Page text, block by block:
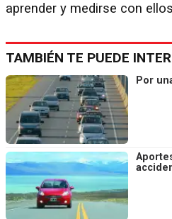
aprender y medirse con
TAMBIÉN TE PUEDE
Por